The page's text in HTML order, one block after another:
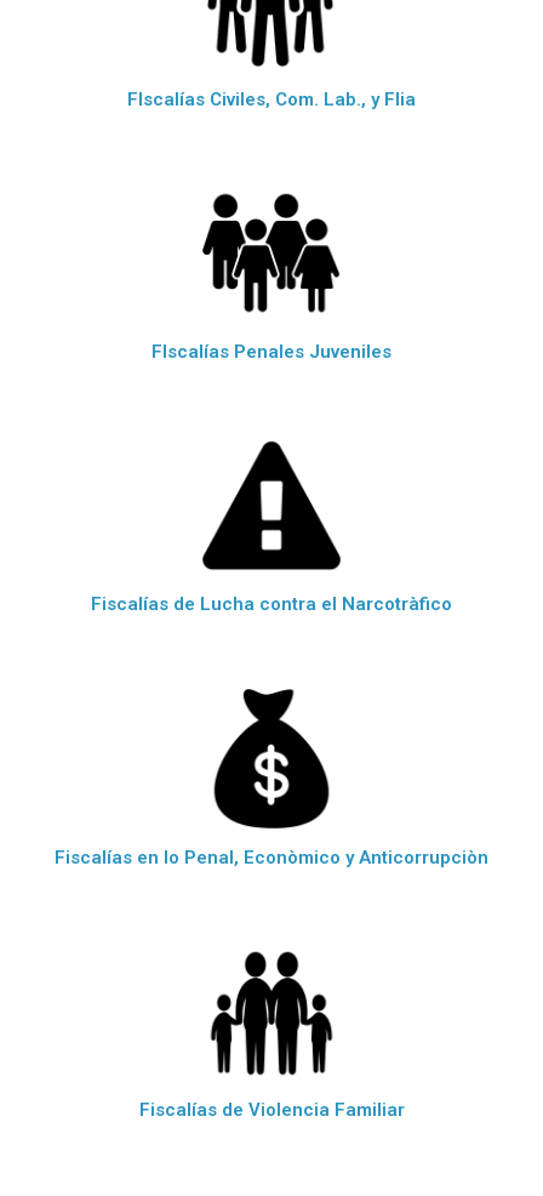
FIscalías Civiles, Com. Lab., y Flia
FIscalías Penales Juveniles
Fiscalías de Lucha contra el Narcotràfico
Fiscalías en lo Penal, Econòmico y Anticorrupciòn
Fiscalías de Violencia Familiar